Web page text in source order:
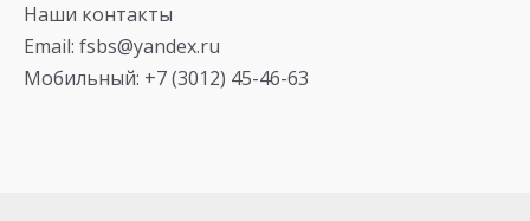
Наши контакты
Email: fsbs@yandex.ru
Мобильный: +7 (3012) 45-46-63